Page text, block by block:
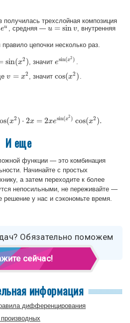
получилась трехслойная композиция
eu
eu , средняя — u = sin v
u=sinv
, внутренняя
цепочки несколько раз.
sin(x2 )
(x2) , значитesin(x2)
esin(x 2 )
v = x2
v=x2 , значитcos(x2 )
cos(x2) .
(x2 ) ⋅ 2x = 2xesin(x2) cos(x2 ).
cos(x2) ⋅ 2x= 2xesin(x2)cos (x2).
И еще
функции — это комбинация
Начинайте с простых
а затем переходите к более
непосильными, не переживайте —
у нас и сэкономьте время.
Обязательно поможем
сейчас!
информация
дифференцирования